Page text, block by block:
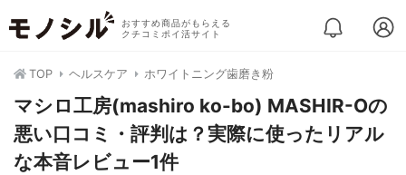
おすすめ商品がもらえる
クチコミポイ活サイト
TOP ヘルスケア ホワイトニング歯磨き粉
マシロ工房(mashiro ko-bo) MASHIR-Oの
悪い口コミ・評判は？実際に使ったリアル
な本音レビュー1件